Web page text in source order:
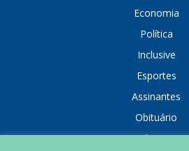
Economia
Política
Inclusive
Esportes
Assinantes
Obituário
Colunistas